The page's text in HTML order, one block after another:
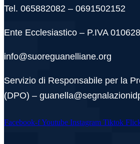
Tel. 065882082 – 0691502152
Ente Ecclesiastico – P.IVA
info@suoreguanelliane.org
Servizio di Responsabile per la
(DPO) –
Facebook-fYoutube Instagram Tiktok